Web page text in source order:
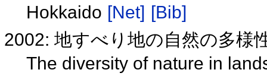
Hokkaido [Net] [Bib]
2002: 地すべり地の自然の多様
The diversity of nature in